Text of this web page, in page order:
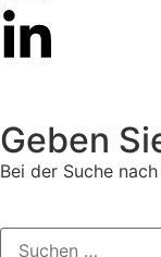
Geben
Bei der Suche